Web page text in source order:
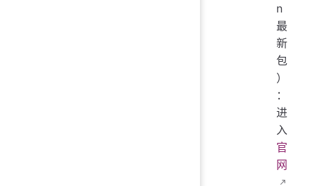
n
最
新
包
）
：
进
入
官
网